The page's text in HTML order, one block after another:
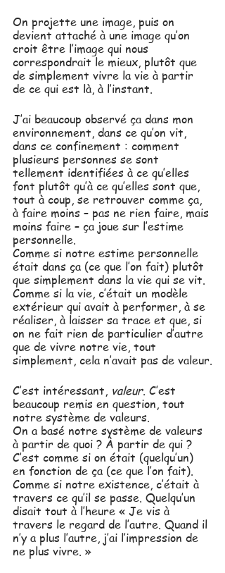
On projette une image, puis on
devient attaché à une image qu’on
croit être l’image qui nous
correspondrait le mieux, plutôt que
de simplement vivre la vie à partir
de ce qui est là, à l’instant.
J’ai beaucoup observé ça dans mon
environnement, dans ce qu’on vit,
dans ce confinement : comment
plusieurs personnes se sont
tellement identifiées à ce qu’elles
font plutôt qu’à ce qu’elles sont que,
tout à coup, se retrouver comme ça,
à faire moins – pas ne rien faire, mais
moins faire – ça joue sur l’estime
personnelle.
Comme si notre estime personnelle
était dans ça (ce que l’on fait) plutôt
que simplement dans la vie qui se vit.
Comme si la vie, c’était un modèle
extérieur qui avait à performer, à se
réaliser, à laisser sa trace et que, si
on ne fait rien de particulier d’autre
que de vivre notre vie, tout
simplement, cela n’avait pas de valeur.
C’est intéressant, valeur. C’est
beaucoup remis en question, tout
notre système de valeurs.
On a basé notre système de valeurs
à partir de quoi ? À partir de qui ?
C’est comme si on était (quelqu’un)
en fonction de ça (ce que l’on fait).
Comme si notre existence, c’était à
travers ce qu’il se passe. Quelqu’un
disait tout à l’heure « Je vis à
travers le regard de l’autre. Quand il
n’y a plus l’autre, j’ai l’impression de
ne plus vivre. »